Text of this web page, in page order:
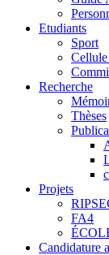
Etudiants
Sport
Recherche
Thèses
Projets
FA4
Candidature